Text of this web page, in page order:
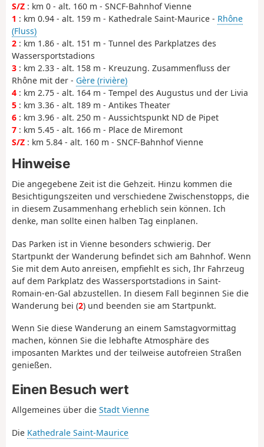
S/Z : km 0 - alt. 160 m - SNCF-Bahnhof Vienne
1 : km 0.94 - alt. 159 m - Kathedrale Saint-Maurice - Rhône
(Fluss)
2 : km 1.86 - alt. 151 m - Tunnel des Parkplatzes des
Wassersportstadions
3 : km 2.33 - alt. 158 m - Kreuzung. Zusammenfluss der
Rhône mit der - Gère (rivière)
4 : km 2.75 - alt. 164 m - Tempel des Augustus und der Livia
5 : km 3.36 - alt. 189 m - Antikes Theater
6 : km 3.96 - alt. 250 m - Aussichtspunkt ND de Pipet
7 : km 5.45 - alt. 166 m - Place de Miremont
S/Z : km 5.84 - alt. 160 m - SNCF-Bahnhof Vienne
Hinweise
Die angegebene Zeit ist die Gehzeit. Hinzu kommen die
Besichtigungszeiten und verschiedene Zwischenstopps, die
in diesem Zusammenhang erheblich sein können. Ich
denke, man sollte einen halben Tag einplanen.
Das Parken ist in Vienne besonders schwierig. Der
Startpunkt der Wanderung befindet sich am Bahnhof. Wenn
Sie mit dem Auto anreisen, empfiehlt es sich, Ihr Fahrzeug
auf dem Parkplatz des Wassersportstadions in Saint-
Romain-en-Gal abzustellen. In diesem Fall beginnen Sie die
Wanderung bei (2) und beenden sie am Startpunkt.
Wenn Sie diese Wanderung an einem Samstagvormittag
machen, können Sie die lebhafte Atmosphäre des
imposanten Marktes und der teilweise autofreien Straßen
genießen.
Einen Besuch wert
Allgemeines über die Stadt Vienne
Die Kathedrale Saint-Maurice